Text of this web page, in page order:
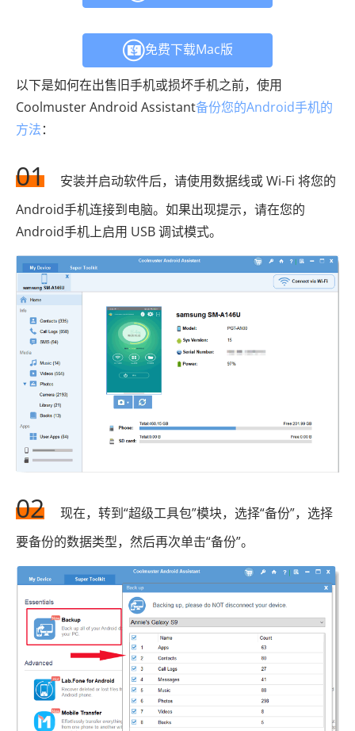
免费下载Mac版
以下是如何在出售旧手机或损坏手机之前，使用
Coolmuster Android Assistant备份您的Android手机的
方法：
01
安装并启动软件后，请使用数据线或 Wi-Fi 将您的
Android手机连接到电脑。如果出现提示，请在您的
Android手机上启用 USB 调试模式。
02
现在，转到“超级工具包”模块，选择“备份”，选择
要备份的数据类型，然后再次单击“备份”。